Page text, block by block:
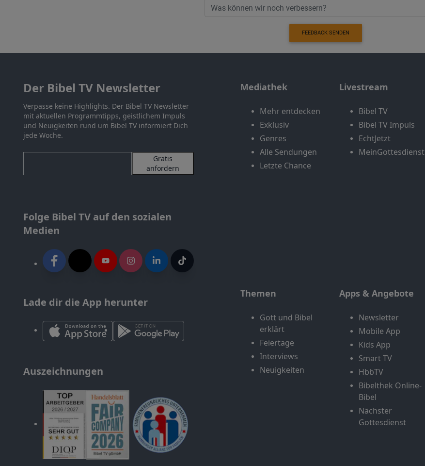
FEEDBACK SENDEN
Der Bibel TV Newsletter
Verpasse keine Highlights. Der Bibel TV Newsletter
mit aktuellen Programmtipps, geistlichem Impuls
und Neuigkeiten rund um Bibel TV informiert Dich
jede Woche.
Gratis
anfordern
Folge Bibel TV auf den sozialen
Medien
Lade dir die App herunter
Auszeichnungen
Mediathek
Mehr entdecken
Exklusiv
Genres
Alle Sendungen
Letzte Chance
Livestream
Bibel TV
Bibel TV Impuls
EchtJetzt
MeinGottesdienst
Themen
Gott und Bibel
erklärt
Feiertage
Interviews
Neuigkeiten
Apps & Angebote
Newsletter
Mobile App
Kids App
Smart TV
HbbTV
Bibelthek Online-
Bibel
Nächster
Gottesdienst